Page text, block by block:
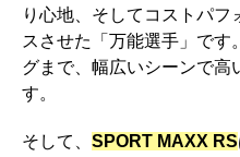
り心地、そしてコストパ
スさせた「万能選手」です
グまで、幅広いシーンで高
す。
そして、 SPORT MAXX RS